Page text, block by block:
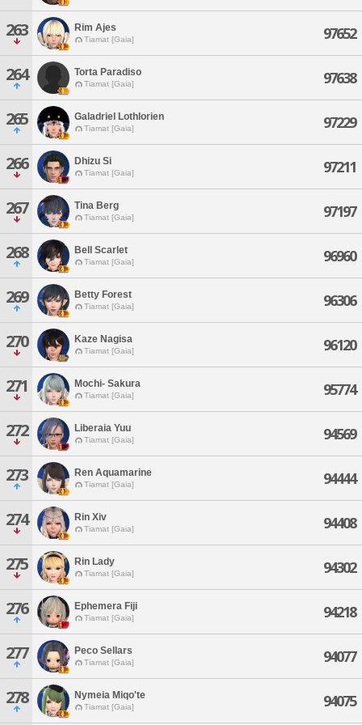
263 Rim Ajes
Tiamat [Gaia] 97652
264 Torta Paradiso
Tiamat [Gaia] 97638
265 Galadriel Lothlorien
Tiamat [Gaia] 97229
266 Dhizu Si
Tiamat [Gaia] 97211
267 Tina Berg
Tiamat [Gaia] 97197
268 Bell Scarlet
Tiamat [Gaia] 96960
269 Betty Forest
Tiamat [Gaia] 96306
270 Kaze Nagisa
Tiamat [Gaia] 96120
271 Mochi- Sakura
Tiamat [Gaia] 95774
272 Liberaia Yuu
Tiamat [Gaia] 94569
273 Ren Aquamarine
Tiamat [Gaia] 94444
274 Rin Xiv
Tiamat [Gaia] 94408
275 Rin Lady
Tiamat [Gaia] 94302
276 Ephemera Fiji
Tiamat [Gaia] 94218
277 Peco Sellars
Tiamat [Gaia] 94077
278 Nymeia Miqo'te
Tiamat [Gaia] 94075